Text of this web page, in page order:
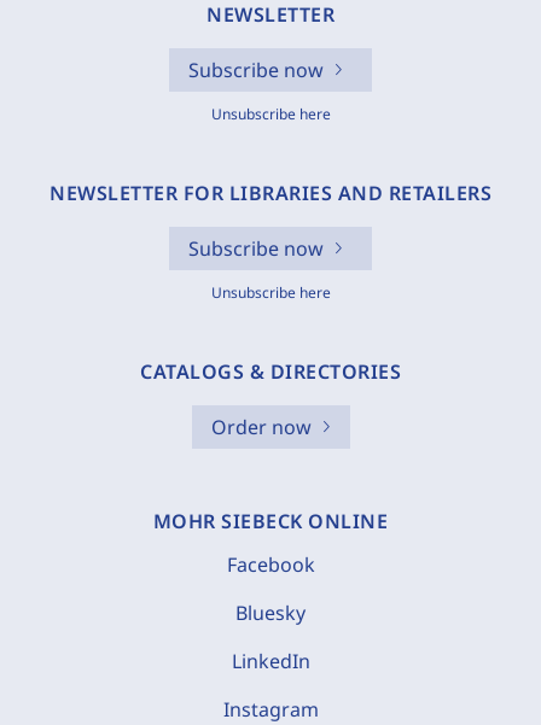
NEWSLETTER
Subscribe now
Unsubscribe here
NEWSLETTER FOR LIBRARIES AND RETAILERS
Subscribe now
Unsubscribe here
CATALOGS & DIRECTORIES
Order now
MOHR SIEBECK ONLINE
Facebook
Bluesky
LinkedIn
Instagram